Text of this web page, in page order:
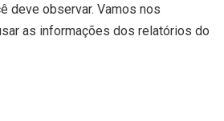
deve observar. Vamos nos
as informações dos relatórios do